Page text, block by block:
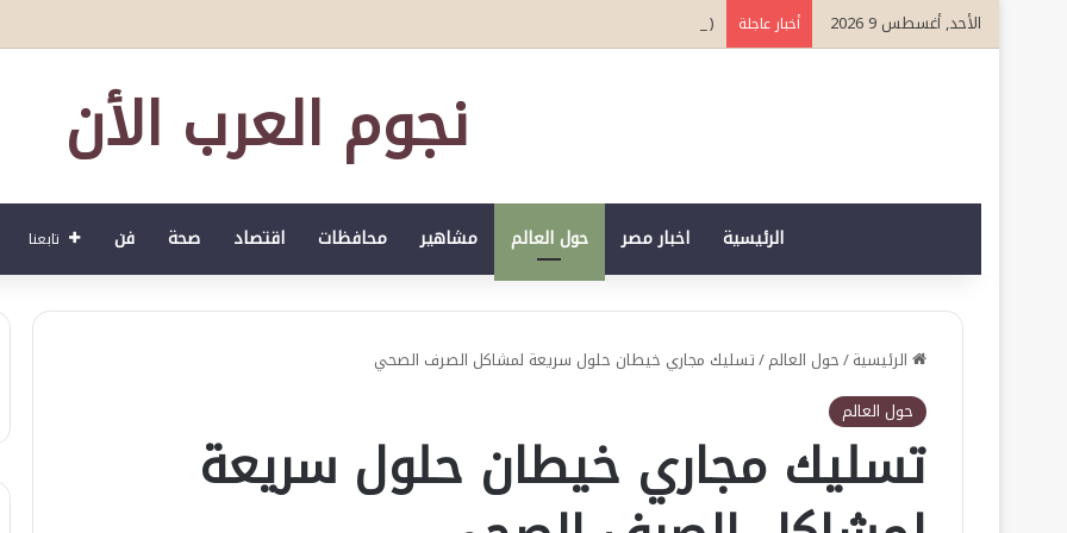
الأحد, أغسطس 9 2026 أخبار عاجلة ( الدبلوماسية النووية….. أحدث اصدارات أبو عيطة )
نجوم العرب الأن
الرئيسية اخبار مصر حول العالم مشاهير محافظات اقتصاد صحة فن تابعنا
الرئيسية/حول العالم/تسليك مجاري خيطان حلول سريعة لمشاكل الصرف الصحي
حول العالم
تسليك مجاري خيطان حلول سريعة